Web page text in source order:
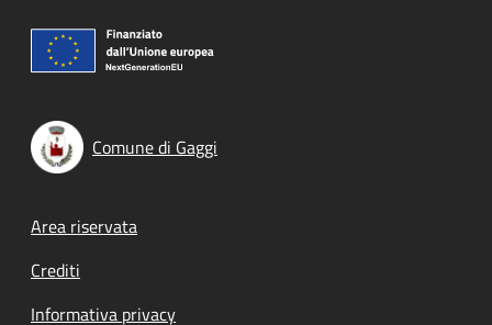
Comune di Gaggi
Footer menu
Area riservata
Crediti
Informativa privacy